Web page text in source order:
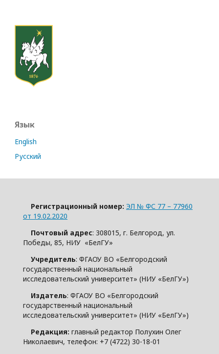
Язык
English
Русский
Регистрационный номер: ЭЛ № ФС 77 – 77960
от 19.02.2020
Почтовый адрес: 308015, г. Белгород, ул.
Победы, 85, НИУ «БелГУ»
Учредитель: ФГАОУ ВО «Белгородский
государственный национальный
исследовательский университет» (НИУ «БелГУ»)
Издатель: ФГАОУ ВО «Белгородский
государственный национальный
исследовательский университет» (НИУ «БелГУ»)
Редакция: главный редактор Полухин Олег
Николаевич, телефон: +7 (4722) 30-18-01